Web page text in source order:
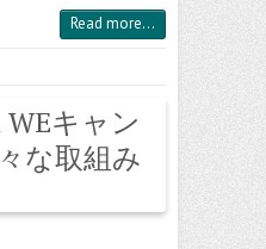
Read more...
WEキャン
な取組み